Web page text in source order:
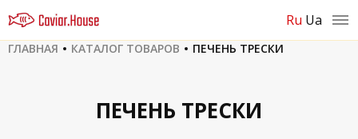
ru ua
ГЛАВНАЯ КАТАЛОГ ТОВАРОВ ПЕЧЕНЬ ТРЕСКИ
ПЕЧЕНЬ ТРЕСКИ